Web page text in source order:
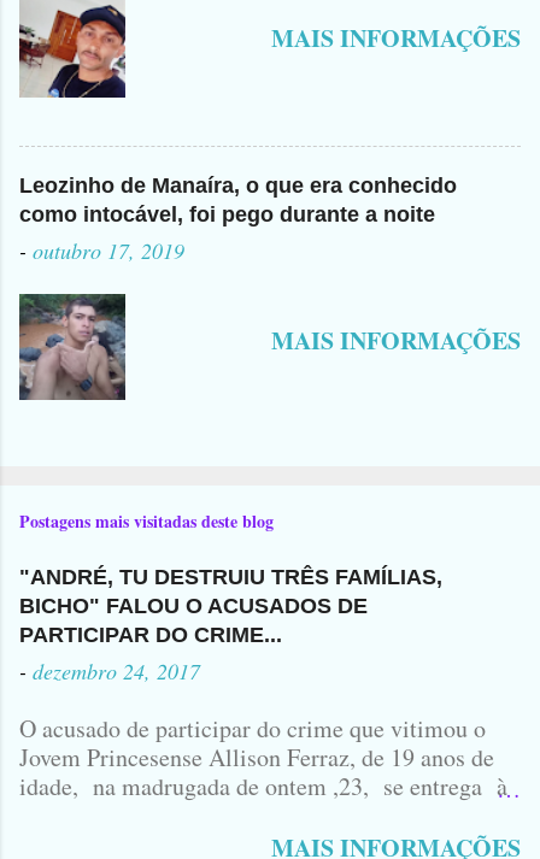
MAIS INFORMAÇÕES
Leozinho de Manaíra, o que era conhecido
como intocável, foi pego durante a noite
- outubro 17, 2019
MAIS INFORMAÇÕES
Postagens mais visitadas deste blog
"ANDRÉ, TU DESTRUIU TRÊS FAMÍLIAS,
BICHO" FALOU O ACUSADOS DE
PARTICIPAR DO CRIME...
- dezembro 24, 2017
O acusado de participar do crime que vitimou o
Jovem Princesense Allison Ferraz, de 19 anos de
idade, na madrugada de ontem ,23, se entrega à
vulgo ( CORRÓ ) falou como tudo aconteceu ...
MAIS INFORMAÇÕES